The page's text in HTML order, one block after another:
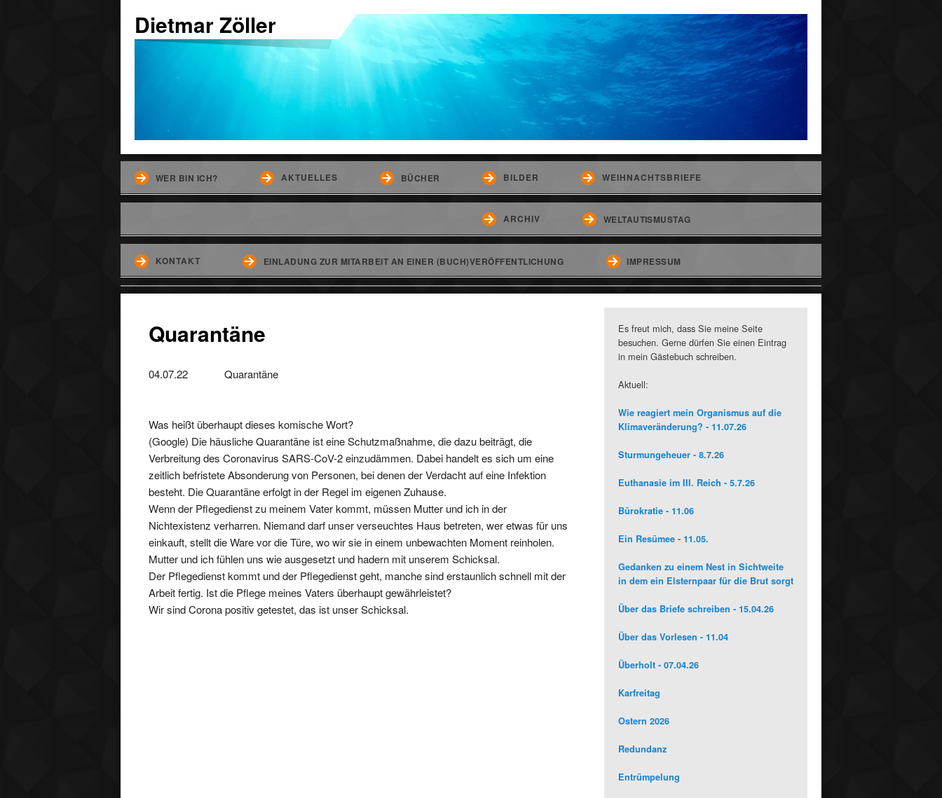
Dietmar Zöller
WER BIN ICH? AKTUELLES BÜCHER BILDER WEIHNACHTSBRIEFE
ARCHIV WELTAUTISMUSTAG
KONTAKT EINLADUNG ZUR MITARBEIT AN EINER (BUCH)VERÖFFENTLICHUNG IMPRESSUM
Quarantäne
04.07.22 Quarantäne
Was heißt überhaupt dieses komische Wort?
(Google) Die häusliche Quarantäne ist eine Schutzmaßnahme, die dazu beiträgt, die
Verbreitung des Coronavirus SARS-CoV-2 einzudämmen. Dabei handelt es sich um eine
zeitlich befristete Absonderung von Personen, bei denen der Verdacht auf eine Infektion
besteht. Die Quarantäne erfolgt in der Regel im eigenen Zuhause.
Wenn der Pflegedienst zu meinem Vater kommt, müssen Mutter und ich in der
Nichtexistenz verharren. Niemand darf unser verseuchtes Haus betreten, wer etwas für uns
einkauft, stellt die Ware vor die Türe, wo wir sie in einem unbewachten Moment reinholen.
Mutter und ich fühlen uns wie ausgesetzt und hadern mit unserem Schicksal.
Der Pflegedienst kommt und der Pflegedienst geht, manche sind erstaunlich schnell mit der
Arbeit fertig. Ist die Pflege meines Vaters überhaupt gewährleistet?
Wir sind Corona positiv getestet, das ist unser Schicksal.
Es freut mich, dass Sie meine Seite
besuchen. Gerne dürfen Sie einen Eintrag
in mein Gästebuch schreiben.
Aktuell:
Wie reagiert mein Organismus auf die
Klimaveränderung? - 11.07.26
Sturmungeheuer - 8.7.26
Euthanasie im III. Reich - 5.7.26
Bürokratie - 11.06
Ein Resümee - 11.05.
Gedanken zu einem Nest in Sichtweite
in dem ein Elsternpaar für die Brut sorgt
Über das Briefe schreiben - 15.04.26
Über das Vorlesen - 11.04
Überholt - 07.04.26
Karfreitag
Ostern 2026
Redundanz
Entrümpelung